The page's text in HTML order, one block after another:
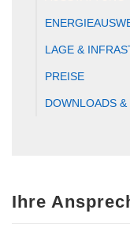
LAGE &
PREISE
DOWNLOADS &
Ihre